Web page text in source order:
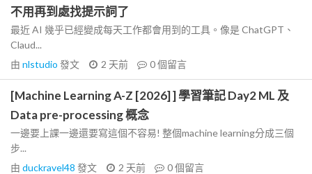
不用再到處找提示詞了
最近 AI 幾乎已經變成每天工作都會用到的工具。像是 ChatGPT、
Claud...
由 nlstudio 發文 2 天前 0個留言
[Machine Learning A-Z [2026] ] 學習筆記 Day2 ML 及
Data pre-processing 概念
一邊要上課一邊還要寫這個不容易! 整個machine learning分成三個
步...
由 duckravel48 發文 2 天前 0個留言